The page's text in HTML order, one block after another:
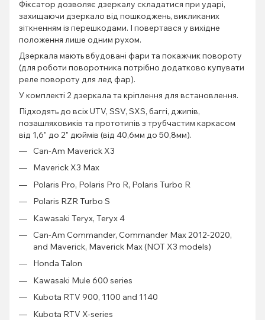
Фіксатор дозволяє дзеркалу складатися при ударі,
захищаючи дзеркало від пошкоджень, викликаних
зіткненням із перешкодами. І повертався у вихідне
положення лише одним рухом.
Дзеркала мають вбудовані фари та покажчик повороту
(для роботи поворотника потрібно додатково купувати
реле повороту для лед фар).
У комплекті 2 дзеркала та кріплення для встановлення.
Підходять до всіх UTV, SSV, SXS, баггі, джипів,
позашляховиків та прототипів з трубчастим каркасом
від 1,6" до 2" дюймів (від 40,6мм до 50,8мм).
Can-Am Maverick X3
Maverick X3 Max
Polaris Pro, Polaris Pro R, Polaris Turbo R
Polaris RZR Turbo S
Kawasaki Teryx, Teryx 4
Can-Am Commander, Commander Max 2012-2020,
and Maverick, Maverick Max (NOT X3 models)
Honda Talon
Kawasaki Mule 600 series
Kubota RTV 900, 1100 and 1140
Kubota RTV X-series